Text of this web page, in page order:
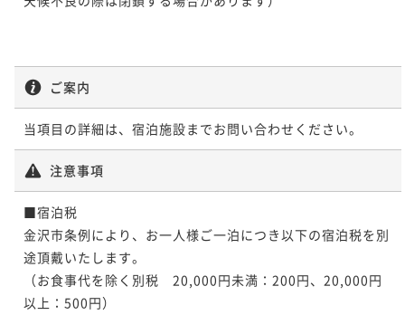
ご案内
当項目の詳細は、宿泊施設までお問い合わせください。
注意事項
■宿泊税
金沢市条例により、お一人様ご一泊につき以下の宿泊税を別
途頂戴いたします。
（お食事代を除く別税　20,000円未満：200円、20,000円
以上：500円）